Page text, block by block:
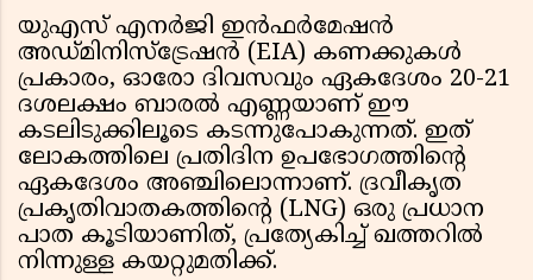
യുഎസ് എനർജി ഇൻഫർമേഷൻ
അഡ്മിനിസ്ട്രേഷൻ (EIA) കണക്കുകൾ
പ്രകാരം, ഓരോ ദിവസവും ഏകദേശം 20-21
ദശലക്ഷം ബാരൽ എണ്ണയാണ് ഈ
കടലിടുക്കിലൂടെ കടന്നുപോകുന്നത്. ഇത്
ലോകത്തിലെ പ്രതിദിന ഉപഭോഗത്തിന്റെ
ഏകദേശം അഞ്ചിലൊന്നാണ്. ദ്രവീകൃത
പ്രകൃതിവാതകത്തിന്റെ (LNG) ഒരു പ്രധാന
പാത കൂടിയാണിത്, പ്രത്യേകിച്ച് ഖത്തറിൽ
നിന്നുള്ള കയറ്റുമതിക്ക്.